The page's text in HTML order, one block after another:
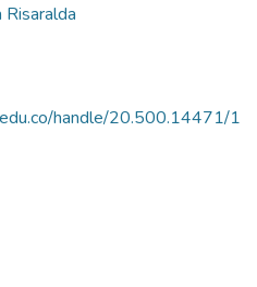
handle/20.500.14471/1